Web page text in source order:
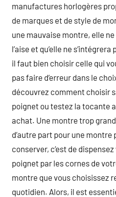
manufactures horlogères
de marques et de style de
une mauvaise montre, elle
l’aise et qu’elle ne
il faut bien choisir celle qui
pas faire d’erreur dans le
découvrez comment choisir
poignet ou testez la tocante
achat. Une montre trop
d’autre part pour une montre
conserver, c’est de
poignet par les cornes de
montre que vous choisissez
quotidien. Alors, il est